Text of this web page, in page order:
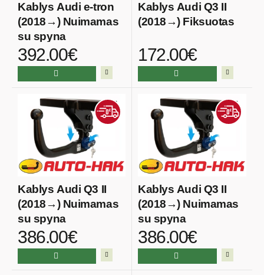
Kablys Audi e-tron
(2018→) Nuimamas
su spyna
392.00€
Kablys Audi Q3 II
(2018→) Fiksuotas
172.00€
Kablys Audi Q3 II
(2018→) Nuimamas
su spyna
386.00€
Kablys Audi Q3 II
(2018→) Nuimamas
su spyna
386.00€